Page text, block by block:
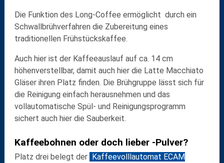
Die Funktion des Long-Coffee ermöglicht durch ein
Schwallbrühverfahren die Zubereitung eines
traditionellen Frühstückskaffee.
Auch hier ist der Kaffeeauslauf auf ca. 14 cm
höhenverstellbar, damit auch hier die Latte Macchiato
Gläser ihren Platz finden. Die Brühgruppe lässt sich für
die Reinigung einfach herausnehmen und das
vollautomatische Spül- und Reinigungsprogramm
sichert auch hier die Sauberkeit.
Kaffeebohnen oder doch lieber -Pulver?
Platz drei belegt der Kaffeevolllautomat ECAM